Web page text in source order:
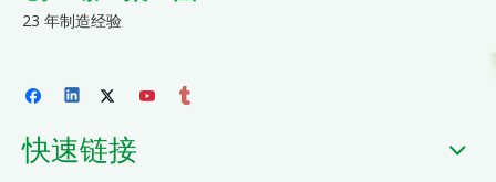
23 年制造经验
快速链接